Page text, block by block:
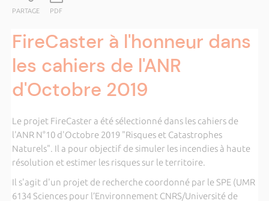
PARTAGE PDF
FireCaster à l'honneur dans
les cahiers de l'ANR
d'Octobre 2019
Le projet FireCaster a été sélectionné dans les cahiers de
l'ANR N°10 d'Octobre 2019 "Risques et Catastrophes
Naturels". Il a pour objectif de simuler les incendies à haute
résolution et estimer les risques sur le territoire.
Il s'agit d'un projet de recherche coordonné par le SPE (UMR
6134 Sciences pour l’Environnement CNRS/Université de